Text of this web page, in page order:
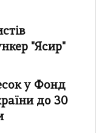
"Ясир"
у Фонд
до 30